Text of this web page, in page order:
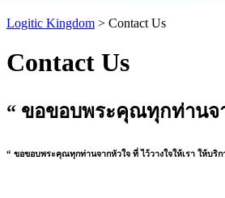
Logitic Kingdom > Contact Us
Contact Us
“ ขอขอบพระคุณทุกท่านจ
“ ขอขอบพระคุณทุกท่านจากหัวใจ ที่ ไว้วางใจให้เรา ให้บริก